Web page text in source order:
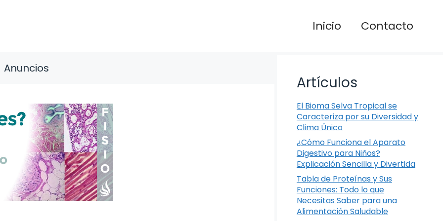
Inicio Contacto
Anuncios
Artículos
El Bioma Selva Tropical se
Caracteriza por su Diversidad y
Clima Único
¿Cómo Funciona el Aparato
Digestivo para Niños?
Explicación Sencilla y Divertida
Tabla de Proteínas y Sus
Funciones: Todo lo que
Necesitas Saber para una
Alimentación Saludable